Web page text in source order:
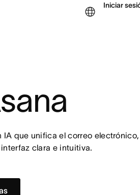
Iniciar
que unifica el correo
clara e intuitiva.